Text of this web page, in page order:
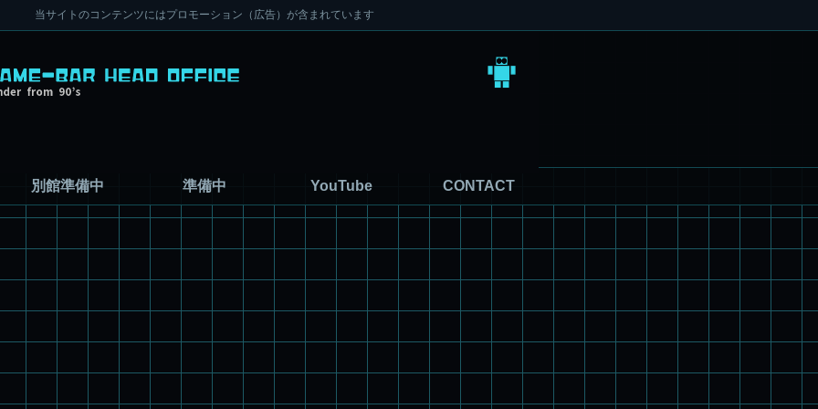
当サイトのコンテンツにはプロモーション（広告）が含まれています
別館準備中 準備中 YouTube CONTACT